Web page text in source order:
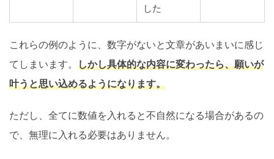
した
これらの例のように、数字がないと文章があいまいに感じ
てしまいます。 しかし具体的な内容に変わったら、願いが
叶うと思い込めるようになります。
ただし、全てに数値を入れると不自然になる場合があるの
で、無理に入れる必要はありません。